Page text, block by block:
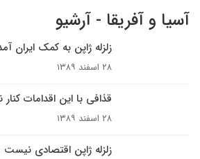
آسیا و آفریقا - آرشیو
زلزله ژاپن به کمک ایران
۲۸ اسفند ۱۳۸۹
قذافى با اين اقدامات
۲۸ اسفند ۱۳۸۹
زلزله ژاپن اقتصادى نيست